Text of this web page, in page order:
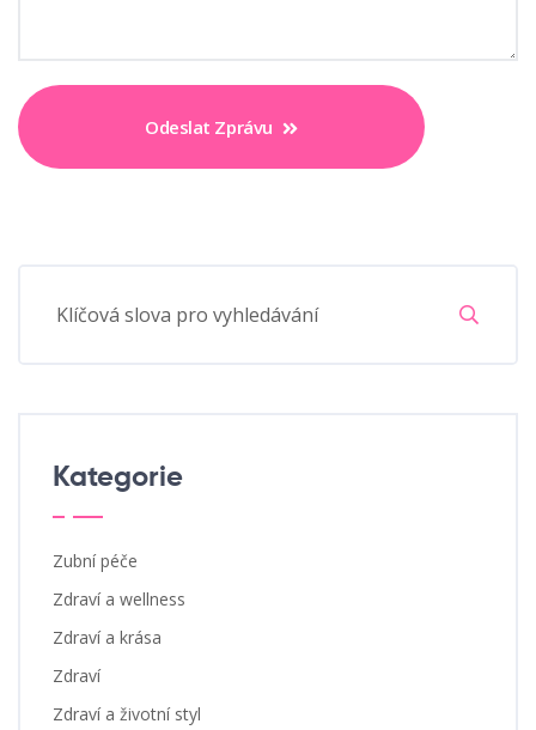
Odeslat Zprávu
Kategorie
Zubní péče
Zdraví a wellness
Zdraví a krása
Zdraví
Zdraví a životní styl